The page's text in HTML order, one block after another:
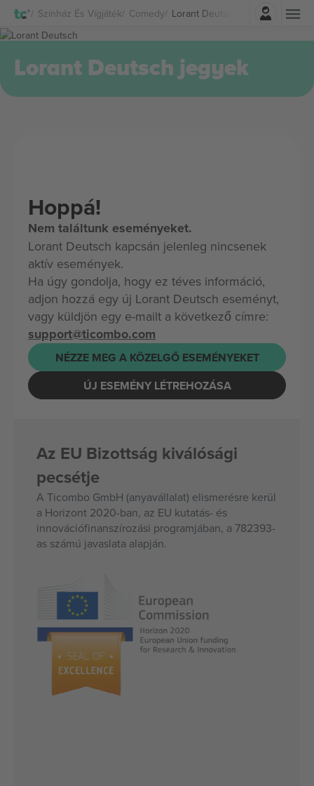
Színház És Vígjáték Comedy Lorant Deutsch Jegyek
Belépés
Lorant Deutsch jegyek
Hoppá!
Nem találtunk eseményeket.
Lorant Deutsch kapcsán jelenleg nincsenek
aktív események.
Ha úgy gondolja, hogy ez téves információ,
adjon hozzá egy új Lorant Deutsch eseményt,
vagy küldjön egy e-mailt a következő címre:
support@ticombo.com
NÉZZE MEG A KÖZELGŐ ESEMÉNYEKET
ÚJ ESEMÉNY LÉTREHOZÁSA
Az EU Bizottság kiválósági
pecsétje
A Ticombo GmbH (anyavállalat) elismerésre kerül
a Horizont 2020-ban, az EU kutatás- és
innovációfinanszírozási programjában, a 782393-
as számú javaslata alapján.